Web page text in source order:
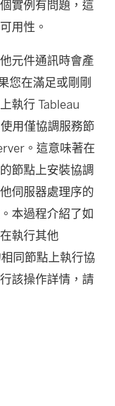
實例有問題，這
用性。
元件通訊時會產
您在滿足或剛剛
執行 Tableau
用僅協調服務節
。這意味著在
節點上安裝協調
伺服器處理序的
本過程介紹了如
執行其他
同節點上執行協
該操作詳情，請